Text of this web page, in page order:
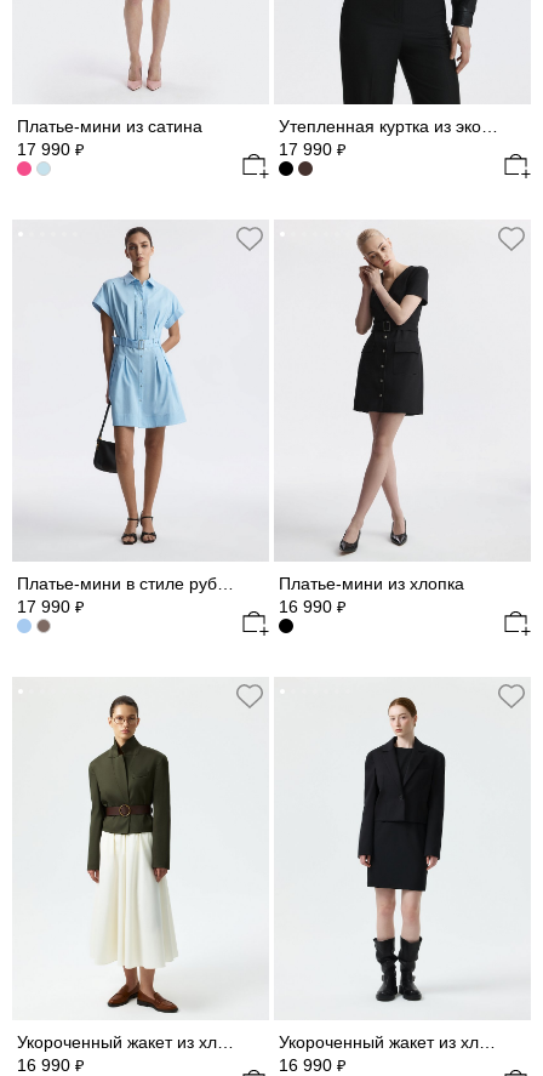
Платье-мини из сатина
17 990 ₽
17 990 ₽
Платье-мини в стиле рубашки
17 990 ₽
Платье-мини из хлопка
16 990 ₽
16 990 ₽
16 990 ₽